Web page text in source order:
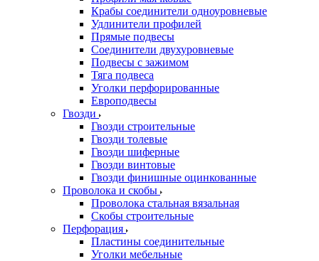
Крабы соединители одноуровневые
Удлинители профилей
Прямые подвесы
Соединители двухуровневые
Подвесы с зажимом
Тяга подвеса
Уголки перфорированные
Европодвесы
Гвозди
Гвозди строительные
Гвозди толевые
Гвозди шиферные
Гвозди винтовые
Гвозди финишные оцинкованные
Проволока и скобы
Проволока стальная вязальная
Скобы строительные
Перфорация
Пластины соединительные
Уголки мебельные